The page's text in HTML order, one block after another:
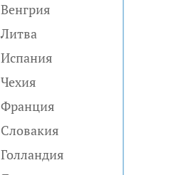
Венгрия
Литва
Испания
Чехия
Франция
Словакия
Голландия